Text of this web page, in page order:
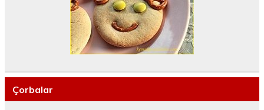
Çorbalar